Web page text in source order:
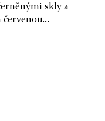
skly a